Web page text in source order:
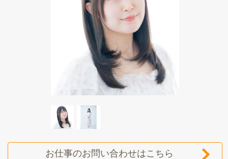
なつの なつの
お仕事のお問い合わせはこちら